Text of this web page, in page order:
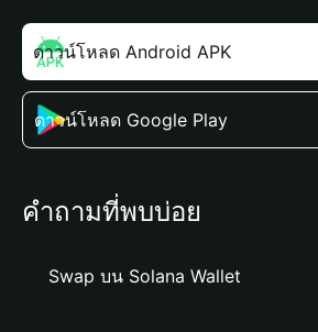
ดาวน์โหลด Android APK
ดาวน์โหลด Google Play
คำถามที่พบบ่อย
Swap บน Solana Wallet